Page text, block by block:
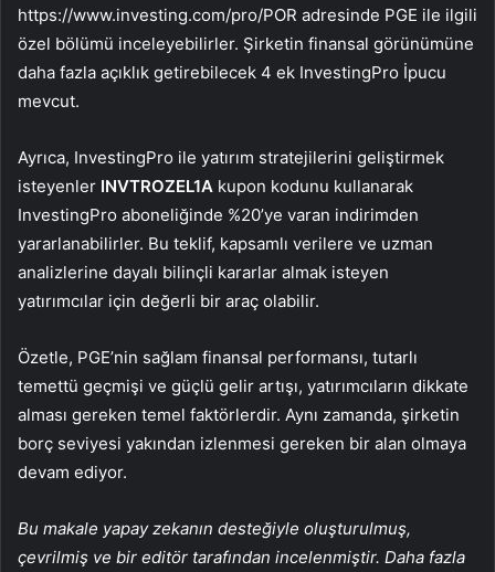
https://www.investing.com/pro/POR adresinde PGE ile ilgili
özel bölümü inceleyebilirler. Şirketin finansal görünümüne
daha fazla açıklık getirebilecek 4 ek InvestingPro İpucu
mevcut.
Ayrıca, InvestingPro ile yatırım stratejilerini geliştirmek
isteyenler INVTROZEL1A kupon kodunu kullanarak
InvestingPro aboneliğinde %20’ye varan indirimden
yararlanabilirler. Bu teklif, kapsamlı verilere ve uzman
analizlerine dayalı bilinçli kararlar almak isteyen
yatırımcılar için değerli bir araç olabilir.
Özetle, PGE’nin sağlam finansal performansı, tutarlı
temettü geçmişi ve güçlü gelir artışı, yatırımcıların dikkate
alması gereken temel faktörlerdir. Aynı zamanda, şirketin
borç seviyesi yakından izlenmesi gereken bir alan olmaya
devam ediyor.
Bu makale yapay zekanın desteğiyle oluşturulmuş,
çevrilmiş ve bir editör tarafından incelenmiştir. Daha fazla